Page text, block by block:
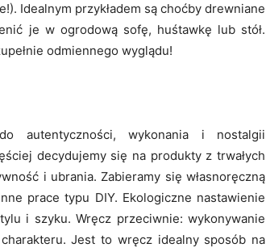
Idealnym przykładem są choćby drewniane
je w ogrodową sofę, huśtawkę lub stół.
odmiennego wyglądu!
autentyczności, wykonania i nostalgii
decydujemy się na produkty z trwałych
i ubrania. Zabieramy się własnoręczną
prace typu DIY. Ekologiczne nastawienie
i szyku. Wręcz przeciwnie: wykonywanie
Jest to wręcz idealny sposób na